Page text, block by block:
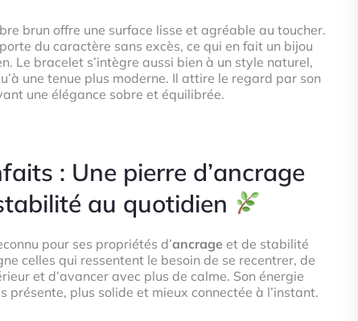
brun offre une surface lisse et agréable au toucher.
du caractère sans excès, ce qui en fait un bijou
Le bracelet s’intègre aussi bien à un style naturel,
une tenue plus moderne. Il attire le regard par son
une élégance sobre et équilibrée.
: Une pierre d’ancrage
au quotidien
pour ses propriétés d’ancrage et de stabilité
celles qui ressentent le besoin de se recentrer, de
et d’avancer avec plus de calme. Son énergie
présente, plus solide et mieux connectée à l’instant.